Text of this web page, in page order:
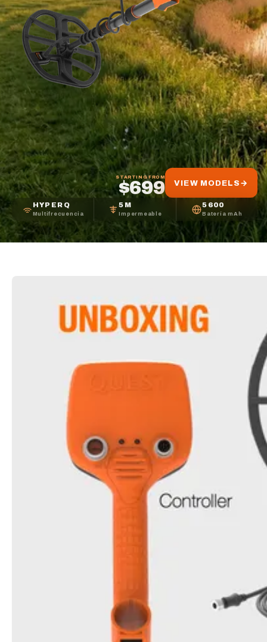
STARTING FROM
$699 VIEW MODELS →
HYPERQ
Multifrecuencia
5M
Impermeable
5600
Batería mAh